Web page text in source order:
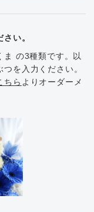
い。
ま の3種類です。以
を入力ください。
ちら よりオーダーメ